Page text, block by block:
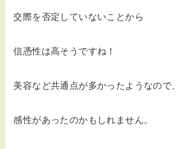
交際を否定していないことから
信憑性は高そうですね！
美容など共通点が多かったようなので、
感性があったのかもしれません。